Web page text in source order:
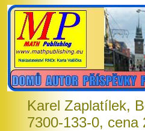
Karel Zaplatílek,
7300-133-0, cena